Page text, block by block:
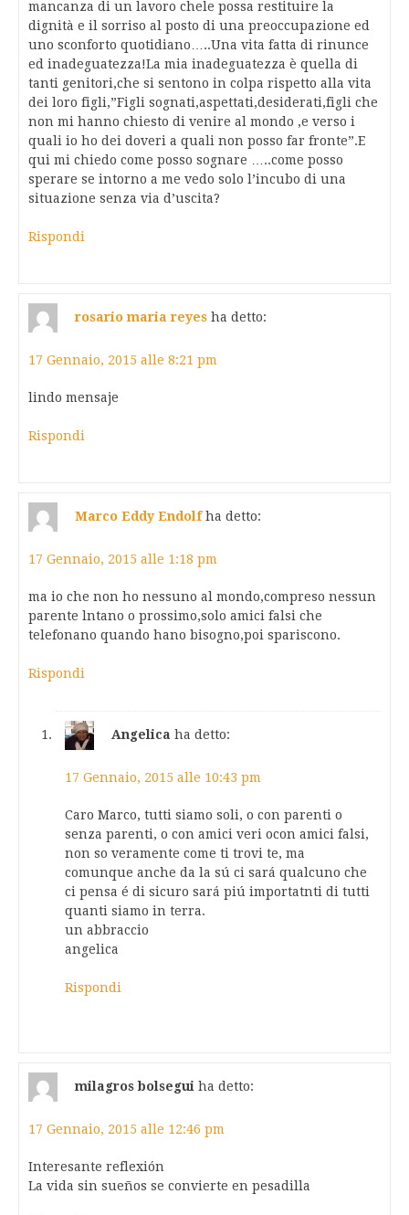
mancanza di un lavoro chele possa restituire la
dignità e il sorriso al posto di una preoccupazione ed
uno sconforto quotidiano…..Una vita fatta di rinunce
ed inadeguatezza!La mia inadeguatezza è quella di
tanti genitori,che si sentono in colpa rispetto alla vita
dei loro figli,”Figli sognati,aspettati,desiderati,figli che
non mi hanno chiesto di venire al mondo ,e verso i
quali io ho dei doveri a quali non posso far fronte”.E
qui mi chiedo come posso sognare …..come posso
sperare se intorno a me vedo solo l’incubo di una
situazione senza via d’uscita?
Rispondi
rosario maria reyes ha detto:
17 Gennaio, 2015 alle 8:21 pm
lindo mensaje
Rispondi
Marco Eddy Endolf ha detto:
17 Gennaio, 2015 alle 1:18 pm
ma io che non ho nessuno al mondo,compreso nessun
parente lntano o prossimo,solo amici falsi che
telefonano quando hano bisogno,poi spariscono.
Rispondi
Angelica ha detto:
17 Gennaio, 2015 alle 10:43 pm
Caro Marco, tutti siamo soli, o con parenti o
senza parenti, o con amici veri ocon amici falsi,
non so veramente come ti trovi te, ma
comunque anche da la sú ci sará qualcuno che
ci pensa é di sicuro sará piú importatnti di tutti
quanti siamo in terra.
un abbraccio
angelica
Rispondi
milagros bolsegui ha detto:
17 Gennaio, 2015 alle 12:46 pm
Interesante reflexión
La vida sin sueños se convierte en pesadilla